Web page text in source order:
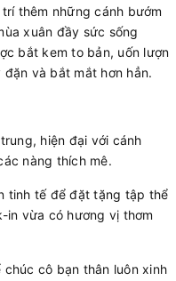
thêm những cánh bướm
xuân đầy sức sống
bắt kem to bản, uốn lượn
và bắt mắt hơn hẳn.
hiện đại với cánh
nàng thích mê.
tinh tế để đặt tặng tập thể
vừa có hương vị thơm
cô bạn thân luôn xinh